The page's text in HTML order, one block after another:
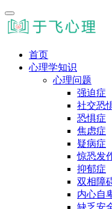
首页
心理学知识
心理问题
强迫症
社交恐
恐惧症
焦虑症
疑病症
惊恐发
抑郁症
双相障
内心自
缺乏安